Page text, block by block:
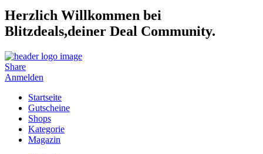
Herzlich Willkommen bei
Blitzdeals,deiner Deal Community.
Share
Anmelden
Startseite
Gutscheine
Shops
Kategorie
Magazin